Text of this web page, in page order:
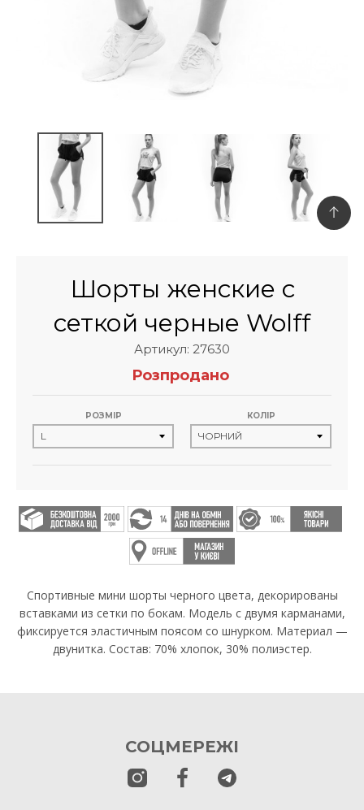
Шорты женские с
сеткой черные Wolff
Артикул: 27630
Розпродано
РОЗМІР КОЛІР
Спортивные мини шорты черного цвета, декорированы
вставками из сетки по бокам. Модель с двумя карманами,
фиксируется эластичным поясом со шнурком. Материал —
двунитка. Состав: 70% хлопок, 30% полиэстер.
СОЦМЕРЕЖІ